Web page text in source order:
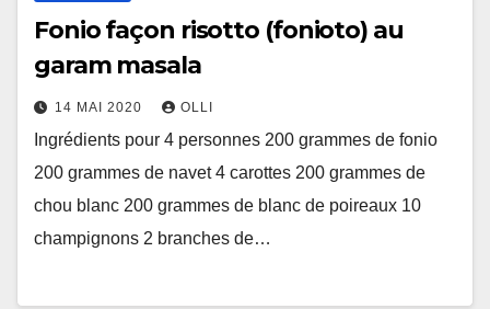
Fonio façon risotto (fonioto) au
garam masala
14 MAI 2020 OLLI
Ingrédients pour 4 personnes 200 grammes de fonio
200 grammes de navet 4 carottes 200 grammes de
chou blanc 200 grammes de blanc de poireaux 10
champignons 2 branches de…